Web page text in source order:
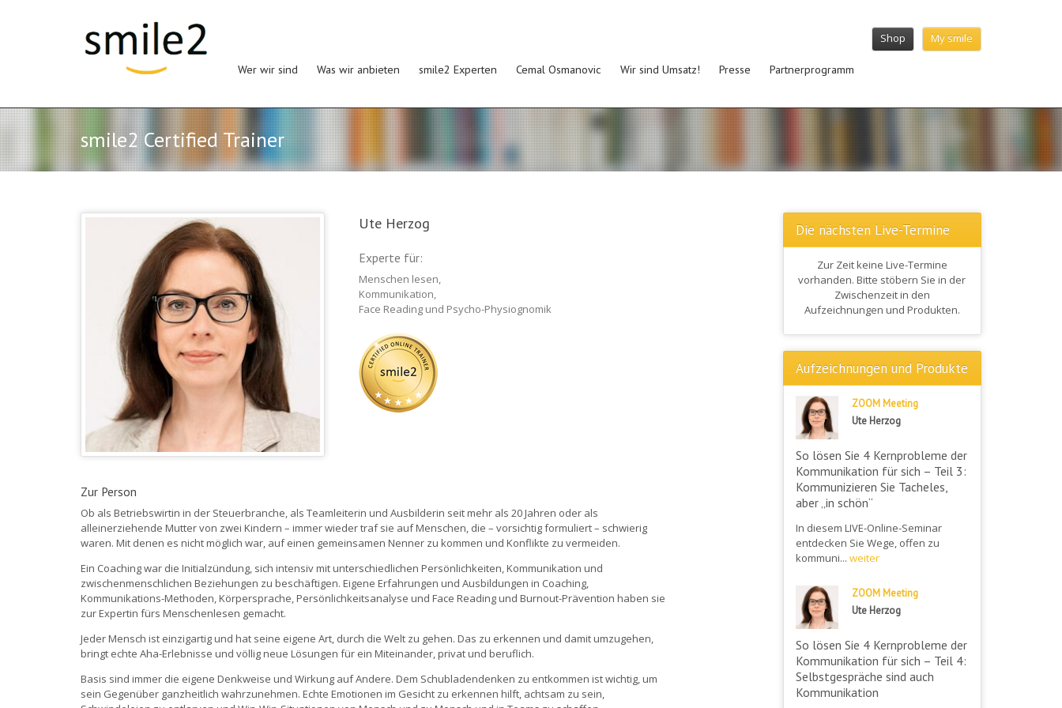
Shop My smile
Wer wir sind Was wir anbieten smile2 Experten Cemal Osmanovic Wir sind Umsatz! Presse Partnerprogramm
smile2 Certified Trainer
Ute Herzog
Experte für:
Menschen lesen,
Kommunikation,
Face Reading und Psycho-Physiognomik
Zur Person
Ob als Betriebswirtin in der Steuerbranche, als Teamleiterin und Ausbilderin seit mehr als 20 Jahren oder als
alleinerziehende Mutter von zwei Kindern – immer wieder traf sie auf Menschen, die – vorsichtig formuliert – schwierig
waren. Mit denen es nicht möglich war, auf einen gemeinsamen Nenner zu kommen und Konflikte zu vermeiden.
Ein Coaching war die Initialzündung, sich intensiv mit unterschiedlichen Persönlichkeiten, Kommunikation und
zwischenmenschlichen Beziehungen zu beschäftigen. Eigene Erfahrungen und Ausbildungen in Coaching,
Kommunikations-Methoden, Körpersprache, Persönlichkeitsanalyse und Face Reading und Burnout-Prävention haben sie
zur Expertin fürs Menschenlesen gemacht.
Jeder Mensch ist einzigartig und hat seine eigene Art, durch die Welt zu gehen. Das zu erkennen und damit umzugehen,
bringt echte Aha-Erlebnisse und völlig neue Lösungen für ein Miteinander, privat und beruflich.
Basis sind immer die eigene Denkweise und Wirkung auf Andere. Dem Schubladendenken zu entkommen ist wichtig, um
sein Gegenüber ganzheitlich wahrzunehmen. Echte Emotionen im Gesicht zu erkennen hilft, achtsam zu sein,
Die nächsten Live-Termine
Zur Zeit keine Live-Termine
vorhanden. Bitte stöbern Sie in der
Zwischenzeit in den
Aufzeichnungen und Produkten.
Aufzeichnungen und Produkte
ZOOM Meeting
Ute Herzog
So lösen Sie 4 Kernprobleme der
Kommunikation für sich – Teil 3:
Kommunizieren Sie Tacheles,
aber „in schön“
In diesem LIVE-Online-Seminar
entdecken Sie Wege, offen zu
kommuni... weiter
ZOOM Meeting
Ute Herzog
So lösen Sie 4 Kernprobleme der
Kommunikation für sich – Teil 4:
Selbstgespräche sind auch
Kommunikation